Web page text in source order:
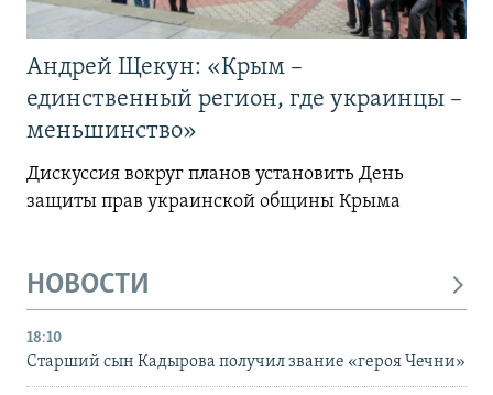
Андрей Щекун: «Крым –
единственный регион, где украинцы –
меньшинство»
Дискуссия вокруг планов установить День
защиты прав украинской общины Крыма
НОВОСТИ
18:10
Старший сын Кадырова получил звание «героя Чечни»